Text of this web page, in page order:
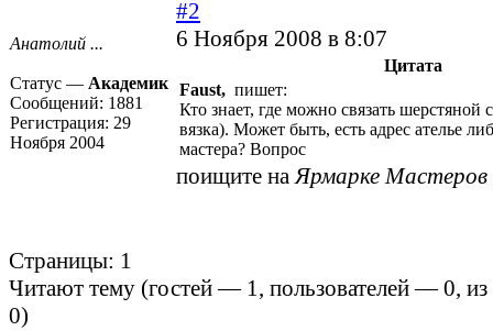
Анатолий ...
Статус — Академик
Сообщений: 1881
Регистрация: 29
Ноября 2004
#2
6 Ноября 2008 в 8:07
Цитата
Faust, пишет:
Кто знает, где можно связать шерстяной
вязка). Может быть, есть адрес ателье
мастера? Вопрос
поищите наЯрмарке Мастеров
Страницы: 1
Читают тему (гостей — 1, пользователей —0,
0)